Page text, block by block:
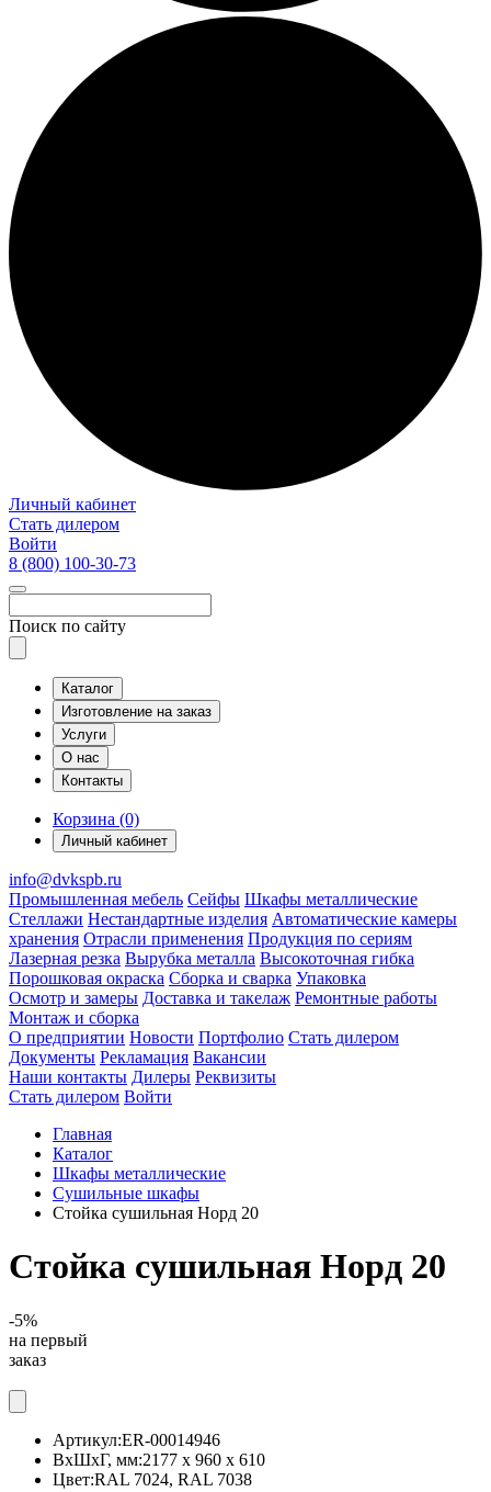
Личный кабинет
Стать дилером
Войти
8 (800) 100-30-73
Поиск по сайту
Каталог
Изготовление на заказ
Услуги
О нас
Контакты
Корзина (0)
Личный кабинет
info@dvkspb.ru
Промышленная мебель Сейфы Шкафы металлические
Стеллажи Нестандартные изделия Автоматические камеры
хранения Отрасли применения Продукция по сериям
Лазерная резка Вырубка металла Высокоточная гибка
Порошковая окраска Сборка и сварка Упаковка
Осмотр и замеры Доставка и такелаж Ремонтные работы
Монтаж и сборка
О предприятии Новости Портфолио Стать дилером
Документы Рекламация Вакансии
Наши контакты Дилеры Реквизиты
Стать дилером Войти
Главная
Каталог
Шкафы металлические
Сушильные шкафы
Стойка сушильная Норд 20
Стойка сушильная Норд 20
-5%
на первый
заказ
Артикул:ER-00014946
ВхШхГ, мм:2177 x 960 x 610
Цвет:RAL 7024, RAL 7038